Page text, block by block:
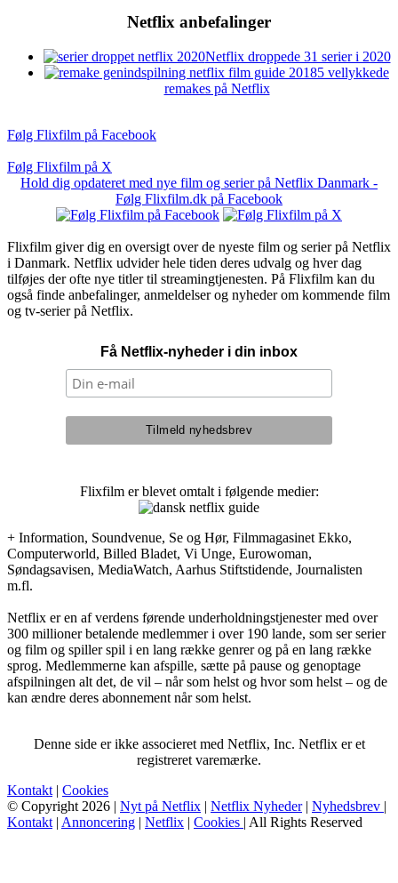
Netflix anbefalinger
Netflix droppede 31 serier i 2020
5 vellykkede
remakes på Netflix
Følg Flixfilm på Facebook
Følg Flixfilm på X
Hold dig opdateret med nye film og serier på Netflix Danmark -
Følg Flixfilm.dk på Facebook
Flixfilm giver dig en oversigt over de nyeste film og serier på Netflix
i Danmark. Netflix udvider hele tiden deres udvalg og hver dag
tilføjes der ofte nye titler til streamingtjenesten. På Flixfilm kan du
også finde anbefalinger, anmeldelser og nyheder om kommende film
og tv-serier på Netflix.
Få Netflix-nyheder i din inbox
Flixfilm er blevet omtalt i følgende medier:
+ Information, Soundvenue, Se og Hør, Filmmagasinet Ekko,
Computerworld, Billed Bladet, Vi Unge, Eurowoman,
Søndagsavisen, MediaWatch, Aarhus Stiftstidende, Journalisten
m.fl.
Netflix er en af verdens førende underholdningstjenester med over
300 millioner betalende medlemmer i over 190 lande, som ser serier
og film og spiller spil i en lang række genrer og på en lang række
sprog. Medlemmerne kan afspille, sætte på pause og genoptage
afspilningen alt det, de vil – når som helst og hvor som helst – og de
kan ændre deres abonnement når som helst.
Denne side er ikke associeret med Netflix, Inc. Netflix er et
registreret varemærke.
Kontakt | Cookies
© Copyright 2026 | Nyt på Netflix | Netflix Nyheder| Nyhedsbrev |
Kontakt | Annoncering | Netflix | Cookies | All Rights Reserved